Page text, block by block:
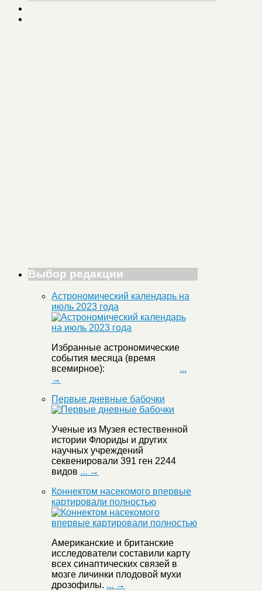
Выбор редакции
Астрономический календарь на
июль 2023 года
Избранные астрономические
события месяца (время
всемирное): ...
→
Первые дневные бабочки
Ученые из Музея естественной
истории Флориды и других
научных учреждений
секвенировали 391 ген 2244
видов ... →
Коннектом насекомого впервые
картировали полностью
Американские и британские
исследователи составили карту
всех синаптических связей в
мозге личинки плодовой мухи
дрозофилы. ... →